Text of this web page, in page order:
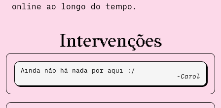
online ao longo do tempo.
Intervenções
Ainda não há nada por aqui :/
Carol